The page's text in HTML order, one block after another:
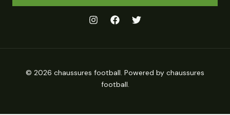
© 2026 chaussures football. Powered by chaussures
football.